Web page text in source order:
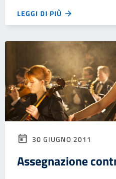
LEGGI DI PIÙ
30 GIUGNO 2011
Assegnazione